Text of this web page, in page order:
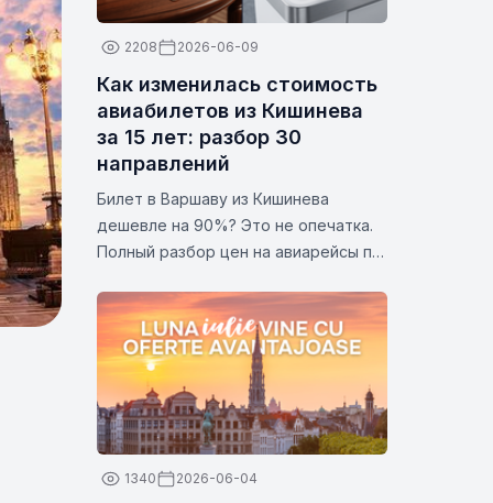
2208 2026-06-09
Как изменилась стоимость
авиабилетов из Кишинева
за 15 лет: разбор 30
направлений
Билет в Варшаву из Кишинева
дешевле на 90%? Это не опечатка.
Полный разбор цен на авиарейсы по
Статистика и аналитика за 2026 год.
1340 2026-06-04